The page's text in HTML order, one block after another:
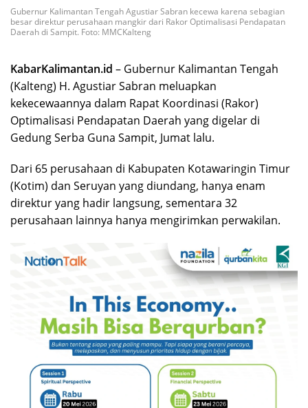
Gubernur Kalimantan Tengah Agustiar Sabran kecewa karena sebagian
besar direktur perusahaan mangkir dari Rakor Optimalisasi Pendapatan
Daerah di Sampit. Foto: MMCKalteng
KabarKalimantan.id – Gubernur Kalimantan Tengah
(Kalteng) H. Agustiar Sabran meluapkan
kekecewaannya dalam Rapat Koordinasi (Rakor)
Optimalisasi Pendapatan Daerah yang digelar di
Gedung Serba Guna Sampit, Jumat lalu.
Dari 65 perusahaan di Kabupaten Kotawaringin Timur
(Kotim) dan Seruyan yang diundang, hanya enam
direktur yang hadir langsung, sementara 32
perusahaan lainnya hanya mengirimkan perwakilan.